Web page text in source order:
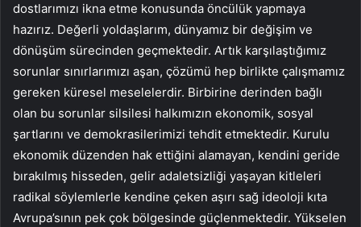
dostlarımızı ikna etme konusunda öncülük yapmaya
hazırız. Değerli yoldaşlarım, dünyamız bir değişim ve
dönüşüm sürecinden geçmektedir. Artık karşılaştığımız
sorunlar sınırlarımızı aşan, çözümü hep birlikte çalışmamız
gereken küresel meselelerdir. Birbirine derinden bağlı
olan bu sorunlar silsilesi halkımızın ekonomik, sosyal
şartlarını ve demokrasilerimizi tehdit etmektedir. Kurulu
ekonomik düzenden hak ettiğini alamayan, kendini geride
bırakılmış hisseden, gelir adaletsizliği yaşayan kitleleri
radikal söylemlerle kendine çeken aşırı sağ ideoloji kıta
Avrupa’sının pek çok bölgesinde güçlenmektedir. Yükselen